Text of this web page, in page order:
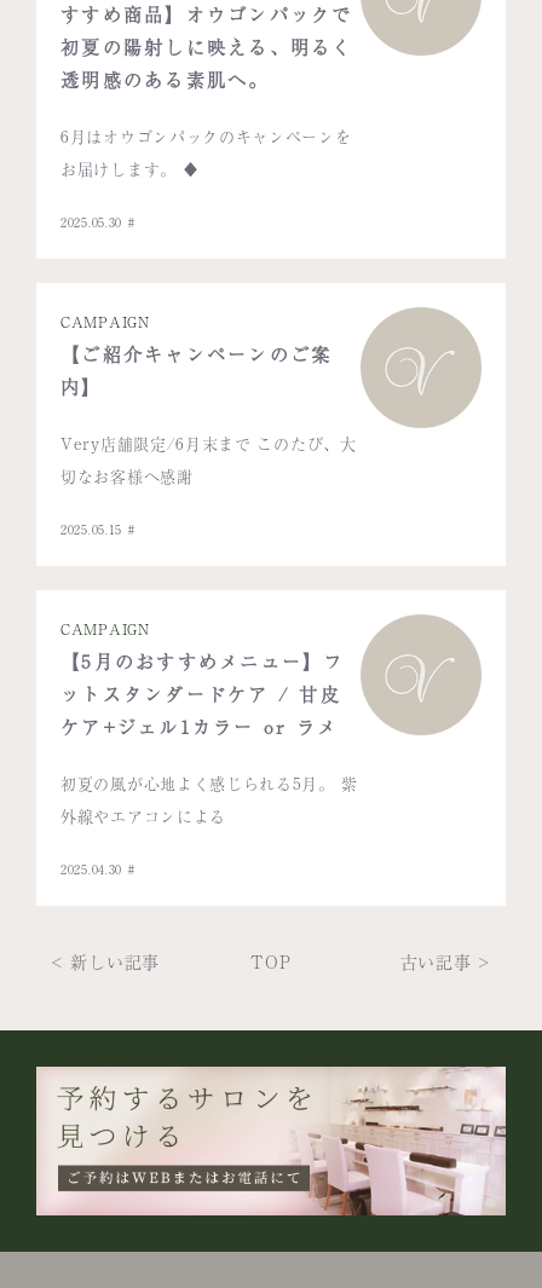
すすめ商品】オウゴンパックで
初夏の陽射しに映える、明るく
透明感のある素肌へ。
6月はオウゴンパックのキャンペーンを
お届けします。 ♦
2025.05.30
CAMPAIGN
【ご紹介キャンペーンのご案
内】
Very店舗限定/6月末まで このたび、大
切なお客様へ感謝
2025.05.15
CAMPAIGN
【5月のおすすめメニュー】フ
ットスタンダードケア / 甘皮
ケア+ジェル1カラー or ラメ
初夏の風が心地よく感じられる5月。 紫
外線やエアコンによる
2025.04.30
< 新しい記事 TOP 古い記事 >